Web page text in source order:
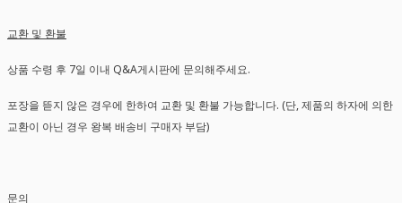
교환 및 환불
상품 수령 후 7일 이내 Q&A게시판에 문의해주세요.
포장을 뜯지 않은 경우에 한하여 교환 및 환불 가능합니다. (단, 제품의 하자에 의한
교환이 아닌 경우 왕복 배송비 구매자 부담)
문의